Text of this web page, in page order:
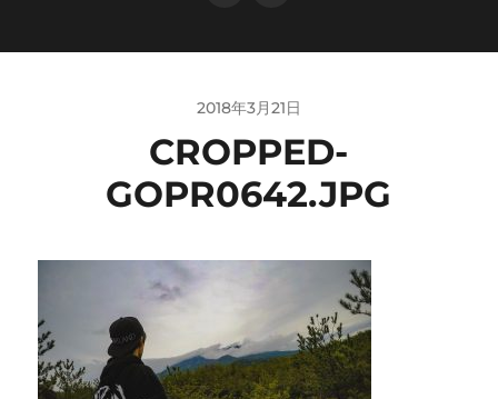
2018年3月21日
CROPPED-
GOPR0642.JPG